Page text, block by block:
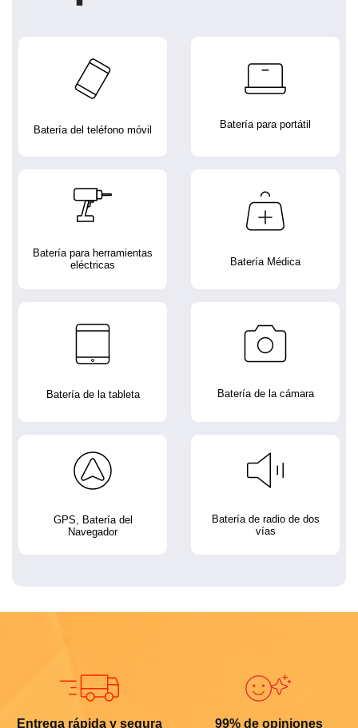
Batería del teléfono móvil Batería para portátil
Batería para herramientas
eléctricas
Batería Médica
Batería de la tableta Batería de la cámara
GPS, Batería del
Navegador
Batería de radio de dos
vías
Entrega rápida y segura
99% de opiniones